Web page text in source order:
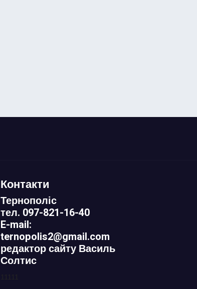
Контакти
Тернополіс
тел. 097-821-16-40
E-mail:
ternopolis2@gmail.com
редактор сайту Василь
Солтис